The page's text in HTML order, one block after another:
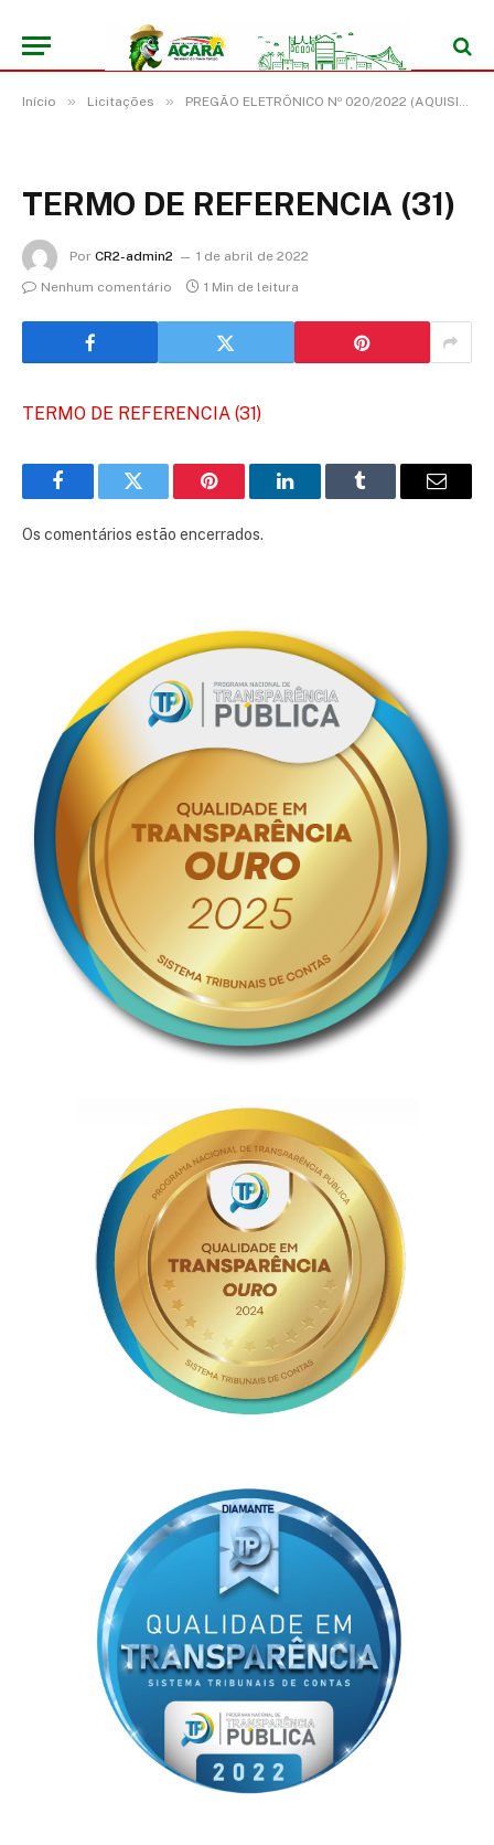
Início » Licitações » PREGÃO ELETRÔNICO Nº 020/2022 (AQUISIÇÃO DE EQUIPAMENTOS E MATERIAIS PERMANENTES)
TERMO DE REFERENCIA (31)
Por CR2-admin2
1 de abril de 2022
Nenhum comentário
1 Min de leitura
TERMO DE REFERENCIA (31)
FacebookTwitter Pinterest LinkedInTumblr
E-
Os comentários estão encerrados.